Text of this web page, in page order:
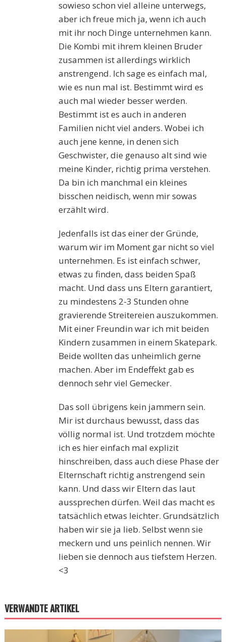
sowieso schon viel alleine unterwegs,
aber ich freue mich ja, wenn ich auch
mit ihr noch Dinge unternehmen kann.
Die Kombi mit ihrem kleinen Bruder
zusammen ist allerdings wirklich
anstrengend. Ich sage es einfach mal,
wie es nun mal ist. Bestimmt wird es
auch mal wieder besser werden.
Bestimmt ist es auch in anderen
Familien nicht viel anders. Wobei ich
auch jene kenne, in denen sich
Geschwister, die genauso alt sind wie
meine Kinder, richtig prima verstehen.
Da bin ich manchmal ein kleines
bisschen neidisch, wenn mir sowas
erzählt wird.
Jedenfalls ist das einer der Gründe,
warum wir im Moment gar nicht so viel
unternehmen. Es ist einfach schwer,
etwas zu finden, dass beiden Spaß
macht. Und dass uns Eltern garantiert,
zu mindestens 2-3 Stunden ohne
gravierende Streitereien auszukommen.
Mit einer Freundin war ich mit beiden
Kindern zusammen in einem Skatepark.
Beide wollten das unheimlich gerne
machen. Aber im Endeffekt gab es
dennoch sehr viel Gemecker.
Das soll übrigens kein jammern sein.
Mir ist durchaus bewusst, dass das
völlig normal ist. Und trotzdem möchte
ich es hier einfach mal explizit
hinschreiben, dass auch diese Phase der
Elternschaft richtig anstrengend sein
kann. Und dass wir Eltern das laut
aussprechen dürfen. Weil das macht es
tatsächlich etwas leichter. Grundsätzlich
haben wir sie ja lieb. Selbst wenn sie
meckern und uns peinlich nennen. Wir
lieben sie dennoch aus tiefstem Herzen.
<3
VERWANDTE ARTIKEL